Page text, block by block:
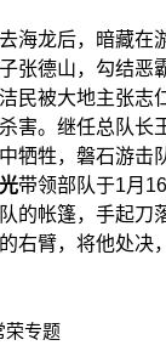
海龙后，暗藏在
张德山，勾结恶
民被大地主张志
害。继任总队长
牺牲，磐石游击
带领部队于1月
的帐篷，手起刀
右臂，将他处决
荣专题